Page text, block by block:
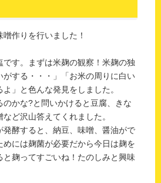
作りを行いました！
す。まずは米麹の観察！米麹の独
がする・・・」「お米の周りに白い
」と色んな発見をしました。
のかな?と問いかけると豆腐、きな
ど沢山答えてくれました。
発酵すると、納豆、味噌、醤油がで
めには麹菌が必要だから今日は麹を
と麹ってすごいね！たのしみと興味